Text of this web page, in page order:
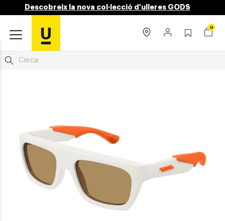
Descobreix la nova col·lecció d'ulleres GODS
0